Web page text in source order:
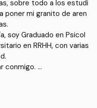
sobre todo a los estudi
poner mi granito de aren
soy Graduado en Psicol
en RRHH, con varias
conmigo.